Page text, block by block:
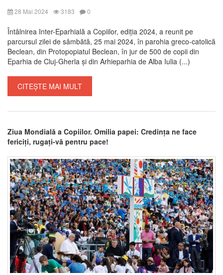
28 Mai 2024 3183 0
Întâlnirea Inter-Eparhială a Copiilor, ediția 2024, a reunit pe
parcursul zilei de sâmbătă, 25 mai 2024, în parohia greco-catolică
Beclean, din Protopopiatul Beclean, în jur de 500 de copii din
Eparhia de Cluj-Gherla și din Arhieparhia de Alba Iulia (...)
CITEȘTE MAI MULT
Ziua Mondială a Copiilor. Omilia papei: Credința ne face
fericiți, rugați-vă pentru pace!